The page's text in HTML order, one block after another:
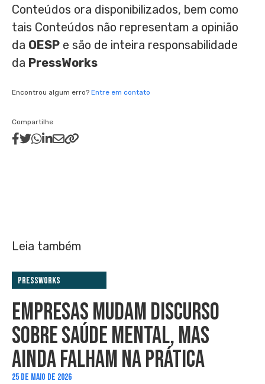
Conteúdos ora disponibilizados, bem como
tais Conteúdos não representam a opinião
da OESP e são de inteira responsabilidade
da PressWorks
Encontrou algum erro? Entre em contato
Compartilhe
Leia também
PressWorks
EMPRESAS MUDAM DISCURSO
SOBRE SAÚDE MENTAL, MAS
AINDA FALHAM NA PRÁTICA
25 DE MAIO DE 2026